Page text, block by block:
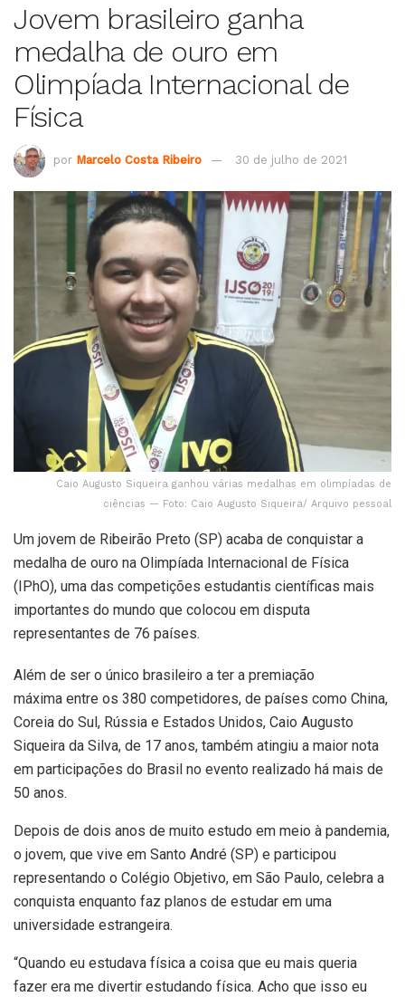
Jovem brasileiro ganha
medalha de ouro em
Olimpíada Internacional de
Física
por Marcelo Costa Ribeiro 30 de julho de 2021
Caio Augusto Siqueira ganhou várias medalhas em olimpíadas de
ciências — Foto: Caio Augusto Siqueira/ Arquivo pessoal
Um jovem de Ribeirão Preto (SP) acaba de conquistar a
medalha de ouro na Olimpíada Internacional de Física
(IPhO), uma das competições estudantis científicas mais
importantes do mundo que colocou em disputa
representantes de 76 países.
Além de ser o único brasileiro a ter a premiação
máxima entre os 380 competidores, de países como China,
Coreia do Sul, Rússia e Estados Unidos, Caio Augusto
Siqueira da Silva, de 17 anos, também atingiu a maior nota
em participações do Brasil no evento realizado há mais de
50 anos.
Depois de dois anos de muito estudo em meio à pandemia,
o jovem, que vive em Santo André (SP) e participou
representando o Colégio Objetivo, em São Paulo, celebra a
conquista enquanto faz planos de estudar em uma
universidade estrangeira.
“Quando eu estudava física a coisa que eu mais queria
fazer era me divertir estudando física. Acho que isso eu